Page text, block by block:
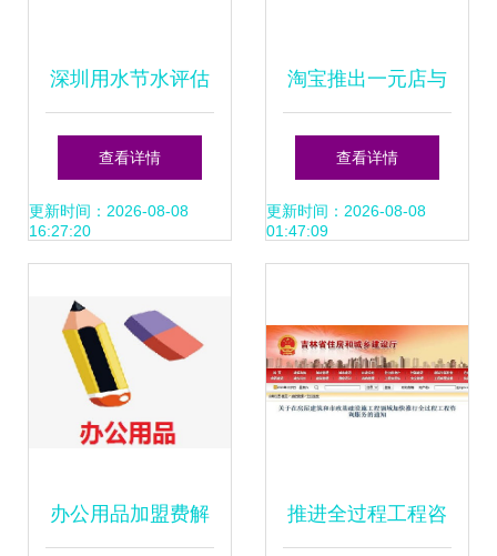
深圳用水节水评估
与投资策略研究报
告
查看详情
更新时间：2026-08-08
16:27:20
淘宝推出一元店与
日本取消旅行禁令
投资咨询与市场影
查看详情
更新时间：2026-08-08
01:47:09
办公用品加盟费解 推进全过程工程咨